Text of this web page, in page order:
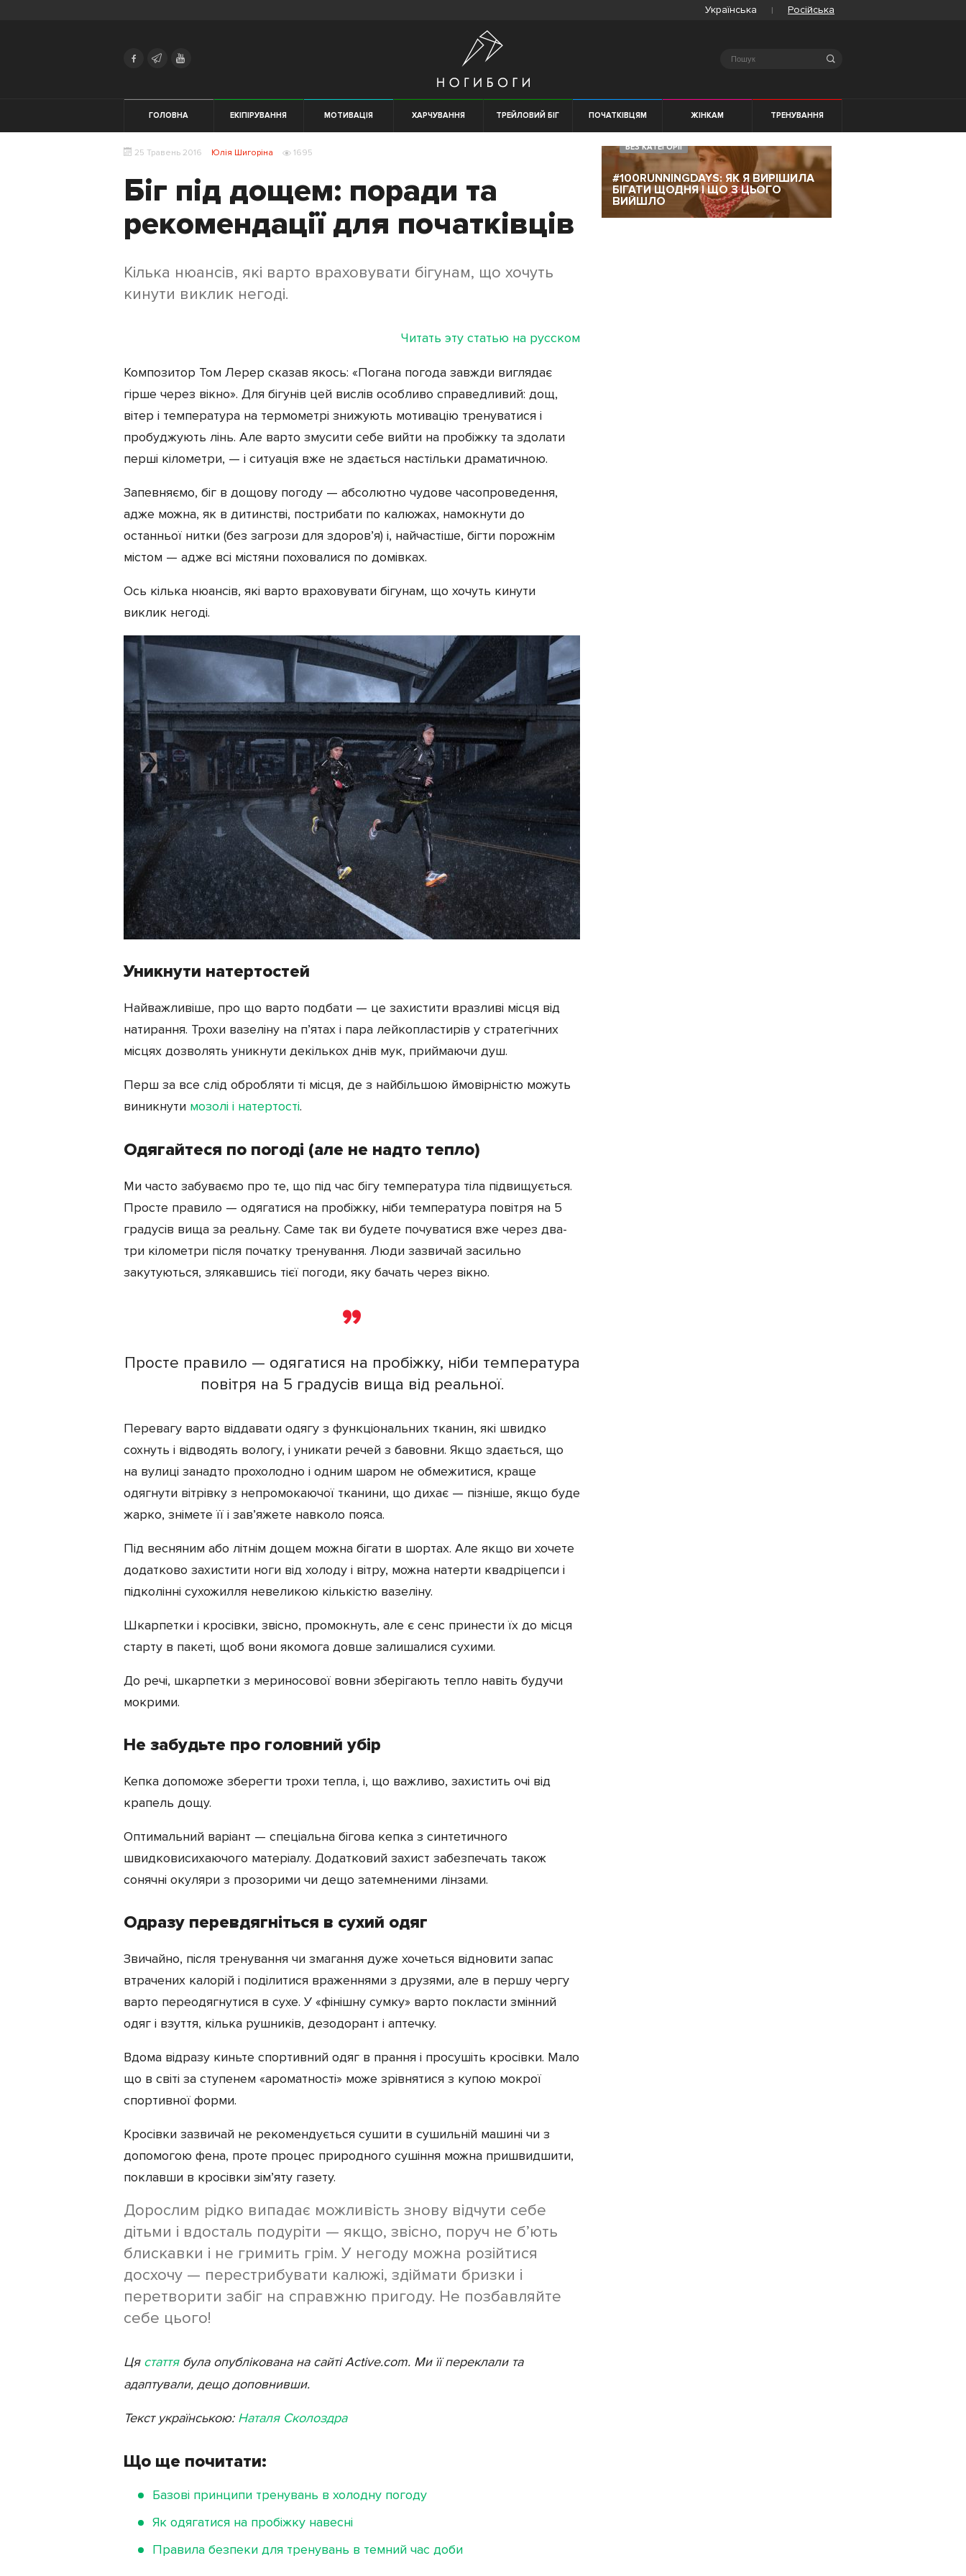
Українська Російська
Search
ГОЛОВНА ЕКІПІРУВАННЯ МОТИВАЦІЯ ХАРЧУВАННЯ ТРЕЙЛОВИЙ БІГ ПОЧАТКІВЦЯМ ЖІНКАМ ТРЕНУВАННЯ
ЗДОРОВ'Я
25 Травень 2016 Юлія Шигоріна 1695
Біг під дощем: поради та
рекомендації для початківців
Кілька нюансів, які варто враховувати бігунам, що хочуть
кинути виклик негоді.
Читать эту статью на русском
Композитор Том Лерер сказав якось: «Погана погода завжди виглядає
гірше через вікно». Для бігунів цей вислів особливо справедливий: дощ,
вітер і температура на термометрі знижують мотивацію тренуватися і
пробуджують лінь. Але варто змусити себе вийти на пробіжку та здолати
перші кілометри, — і ситуація вже не здається настільки драматичною.
Запевняємо, біг в дощову погоду — абсолютно чудове часопроведення,
адже можна, як в дитинстві, пострибати по калюжах, намокнути до
останньої нитки (без загрози для здоров’я) і, найчастіше, бігти порожнім
містом — адже всі містяни поховалися по домівках.
Ось кілька нюансів, які варто враховувати бігунам, що хочуть кинути
виклик негоді.
Уникнути натертостей
Найважливіше, про що варто подбати — це захистити вразливі місця від
натирання. Трохи вазеліну на п’ятах і пара лейкопластирів у стратегічних
місцях дозволять уникнути декількох днів мук, приймаючи душ.
Перш за все слід обробляти ті місця, де з найбільшою ймовірністю можуть
виникнути мозолі і натертості.
Одягайтеся по погоді (але не надто тепло)
Ми часто забуваємо про те, що під час бігу температура тіла підвищується.
Просте правило — одягатися на пробіжку, ніби температура повітря на 5
градусів вища за реальну. Саме так ви будете почуватися вже через два-
три кілометри після початку тренування. Люди зазвичай засильно
закутуються, злякавшись тієї погоди, яку бачать через вікно.
Просте правило — одягатися на пробіжку, ніби температура
повітря на 5 градусів вища від реальної.
Перевагу варто віддавати одягу з функціональних тканин, які швидко
сохнуть і відводять вологу, і уникати речей з бавовни. Якщо здається, що
на вулиці занадто прохолодно і одним шаром не обмежитися, краще
одягнути вітрівку з непромокаючої тканини, що дихає — пізніше, якщо буде
жарко, знімете її і зав’яжете навколо пояса.
Під весняним або літнім дощем можна бігати в шортах. Але якщо ви хочете
додатково захистити ноги від холоду і вітру, можна натерти квадріцепси і
підколінні сухожилля невеликою кількістю вазеліну.
Шкарпетки і кросівки, звісно, промокнуть, але є сенс принести їх до місця
старту в пакеті, щоб вони якомога довше залишалися сухими.
До речі, шкарпетки з мериносової вовни зберігають тепло навіть будучи
мокрими.
Не забудьте про головний убір
Кепка допоможе зберегти трохи тепла, і, що важливо, захистить очі від
крапель дощу.
Оптимальний варіант — спеціальна бігова кепка з синтетичного
швидковисихаючого матеріалу. Додатковий захист забезпечать також
сонячні окуляри з прозорими чи дещо затемненими лінзами.
Одразу перевдягніться в сухий одяг
Звичайно, після тренування чи змагання дуже хочеться відновити запас
втрачених калорій і поділитися враженнями з друзями, але в першу чергу
варто переодягнутися в сухе. У «фінішну сумку» варто покласти змінний
одяг і взуття, кілька рушників, дезодорант і аптечку.
Вдома відразу киньте спортивний одяг в прання і просушіть кросівки. Мало
що в світі за ступенем «ароматності» може зрівнятися з купою мокрої
спортивної форми.
Кросівки зазвичай не рекомендується сушити в сушильній машині чи з
допомогою фена, проте процес природного сушіння можна пришвидшити,
поклавши в кросівки зім’яту газету.
Дорослим рідко випадає можливість знову відчути себе
дітьми і вдосталь подуріти — якщо, звісно, поруч не б’ють
блискавки і не гримить грім. У негоду можна розійтися
досхочу — перестрибувати калюжі, здіймати бризки і
перетворити забіг на справжню пригоду. Не позбавляйте
себе цього!
Ця статтябула опублікована на сайті Active.com. Ми її переклали та
адаптували, дещо доповнивши.
Текст українською: Наталя Сколоздра
Що ще почитати:
Базові принципи тренувань в холодну погоду
Як одягатися на пробіжку навесні
Правила безпеки для тренувань в темний час доби
БЕЗ КАТЕГОРІЇ
#100RUNNINGDAYS: ЯК Я ВИРІШИЛА
БІГАТИ ЩОДНЯ І ЩО З ЦЬОГО
ВИЙШЛО